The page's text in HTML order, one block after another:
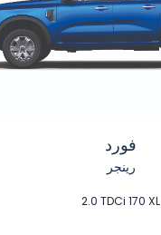
فورد
رينجر
2.0 TDCi 170 XL